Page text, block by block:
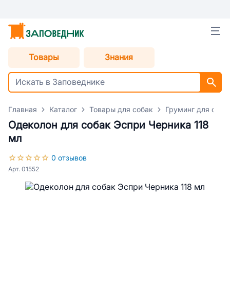
Товары Знания
Главная Каталог Товары для собак Груминг для
Одеколон для собак Эспри Черника 118
мл
0 отзывов
Арт. 01552